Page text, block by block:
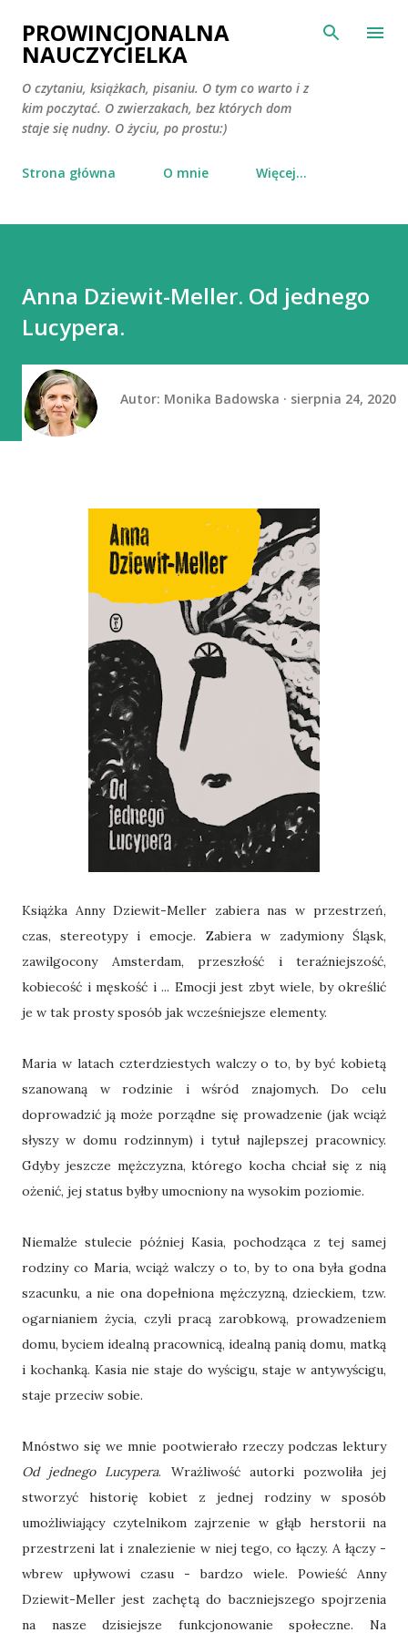
Przejdź do głównej zawartości
PROWINCJONALNA
NAUCZYCIELKA
O czytaniu, książkach, pisaniu. O tym co warto i z
kim poczytać. O zwierzakach, bez których dom
staje się nudny. O życiu, po prostu:)
Strona główna O mnie Więcej…
Anna Dziewit-Meller. Od jednego
Lucypera.
Autor: Monika Badowska sierpnia 24, 2020
Książka Anny Dziewit-Meller zabiera nas w przestrzeń,
czas, stereotypy i emocje. Zabiera w zadymiony Śląsk,
zawilgocony Amsterdam, przeszłość i teraźniejszość,
kobiecość i męskość i ... Emocji jest zbyt wiele, by określić
je w tak prosty sposób jak wcześniejsze elementy.
Maria w latach czterdziestych walczy o to, by być kobietą
szanowaną w rodzinie i wśród znajomych. Do celu
doprowadzić ją może porządne się prowadzenie (jak wciąż
słyszy w domu rodzinnym) i tytuł najlepszej pracownicy.
Gdyby jeszcze mężczyzna, którego kocha chciał się z nią
ożenić, jej status byłby umocniony na wysokim poziomie.
Niemalże stulecie później Kasia, pochodząca z tej samej
rodziny co Maria, wciąż walczy o to, by to ona była godna
szacunku, a nie ona dopełniona mężczyzną, dzieckiem, tzw.
ogarnianiem życia, czyli pracą zarobkową, prowadzeniem
domu, byciem idealną pracownicą, idealną panią domu, matką
i kochanką. Kasia nie staje do wyścigu, staje w antywyścigu,
staje przeciw sobie.
Mnóstwo się we mnie pootwierało rzeczy podczas lektury
Od jednego Lucypera. Wrażliwość autorki pozwoliła jej
stworzyć historię kobiet z jednej rodziny w sposób
umożliwiający czytelnikom zajrzenie w głąb herstorii na
przestrzeni lat i znalezienie w niej tego, co łączy. A łączy -
wbrew upływowi czasu - bardzo wiele. Powieść Anny
Dziewit-Meller jest zachętą do baczniejszego spojrzenia
na nasze dzisiejsze funkcjonowanie społeczne. Na